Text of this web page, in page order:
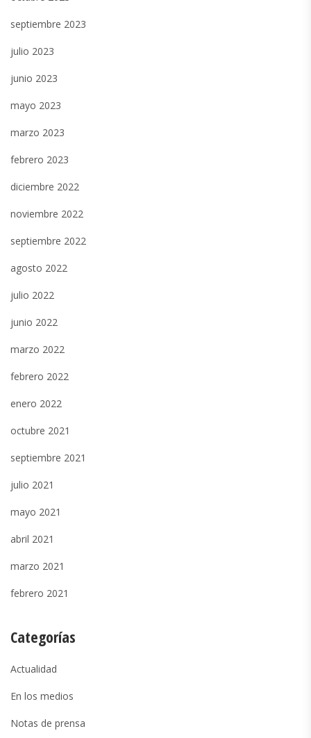
septiembre 2023
julio 2023
junio 2023
mayo 2023
marzo 2023
febrero 2023
diciembre 2022
noviembre 2022
septiembre 2022
agosto 2022
julio 2022
junio 2022
marzo 2022
febrero 2022
enero 2022
octubre 2021
septiembre 2021
julio 2021
mayo 2021
abril 2021
marzo 2021
febrero 2021
Categorías
Actualidad
En los medios
Notas de prensa